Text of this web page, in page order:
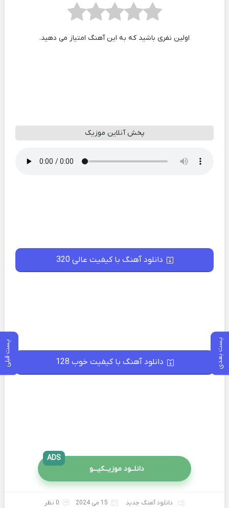
پست بعدی پست قبلی
اولین نفری باشید که به این آهنگ امتیاز می دهید.
پخش آنلاین موزیک
دانلود آهنگ با کیفیت عالی 320
دانلود آهنگ با کیفیت خوب 128
دانلــود موزیــکیـــو
ADS
دانلود آهنگ جدید 15 می 2024 0 نظر